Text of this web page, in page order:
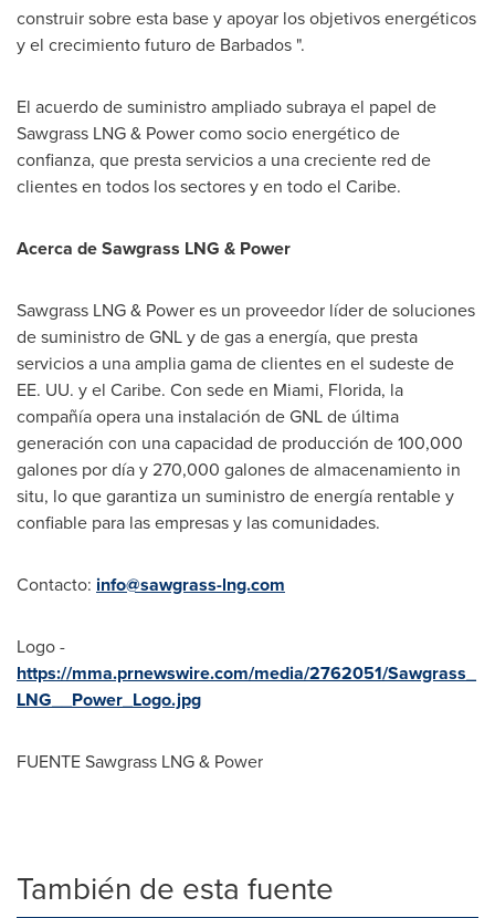
construir sobre esta base y apoyar los objetivos energéticos
y el crecimiento futuro de Barbados ".
El acuerdo de suministro ampliado subraya el papel de
Sawgrass LNG & Power como socio energético de
confianza, que presta servicios a una creciente red de
clientes en todos los sectores y en todo el Caribe.
Acerca de Sawgrass LNG & Power
Sawgrass LNG & Power es un proveedor líder de soluciones
de suministro de GNL y de gas a energía, que presta
servicios a una amplia gama de clientes en el sudeste de
EE. UU. y el Caribe. Con sede en Miami, Florida, la
compañía opera una instalación de GNL de última
generación con una capacidad de producción de 100,000
galones por día y 270,000 galones de almacenamiento in
situ, lo que garantiza un suministro de energía rentable y
confiable para las empresas y las comunidades.
Contacto: info@sawgrass-lng.com
Logo -
https://mma.prnewswire.com/media/2762051/Sawgrass_
LNG__Power_Logo.jpg
FUENTE Sawgrass LNG & Power
También de esta fuente